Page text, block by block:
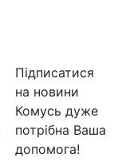
Підписатися
на новини
Комусь дуже
потрібна Ваша
допомога!